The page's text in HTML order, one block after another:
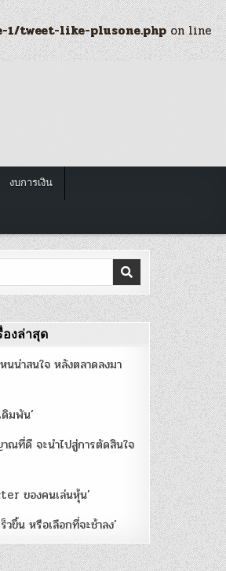
tweet-like-plusone.phpon line
งบการเงิน
องล่าสุด
น่าสนใจ หลังตลาดลงมา
มพัน’
ณที่ดี จะนำไปสู่การตัดสินใจ
ของคนเล่นหุ้น’
ขึ้น หรือเลือกที่จะช้าลง’